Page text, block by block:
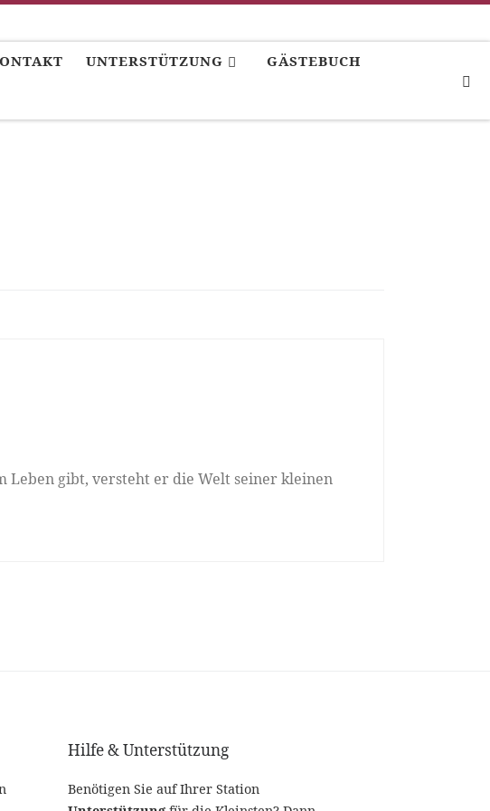
UNTERSTÜTZUNG GÄSTEBUCH
Leben gibt, versteht er die Welt seiner kleinen
Hilfe & Unterstützung
Benötigen Sie auf Ihrer Station